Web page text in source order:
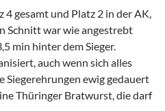
4 gesamt und Platz 2 in der AK,
Schnitt war wie angestrebt
min hinter dem Sieger.
auch wenn sich alles
Siegerehrungen ewig gedauert
Thüringer Bratwurst, die darf